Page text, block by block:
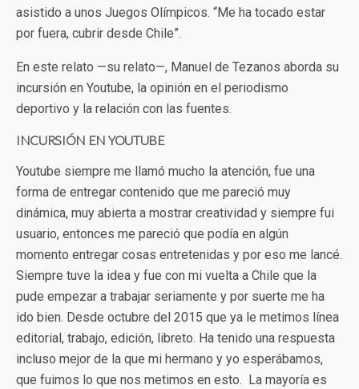
asistido a unos Juegos Olímpicos. “Me ha tocado estar
por fuera, cubrir desde Chile”.
En este relato —su relato—, Manuel de Tezanos aborda su
incursión en Youtube, la opinión en el periodismo
deportivo y la relación con las fuentes.
INCURSIÓN EN YOUTUBE
Youtube siempre me llamó mucho la atención, fue una
forma de entregar contenido que me pareció muy
dinámica, muy abierta a mostrar creatividad y siempre fui
usuario, entonces me pareció que podía en algún
momento entregar cosas entretenidas y por eso me lancé.
Siempre tuve la idea y fue con mi vuelta a Chile que la
pude empezar a trabajar seriamente y por suerte me ha
ido bien. Desde octubre del 2015 que ya le metimos línea
editorial, trabajo, edición, libreto. Ha tenido una respuesta
incluso mejor de la que mi hermano y yo esperábamos,
que fuimos lo que nos metimos en esto. La mayoría es